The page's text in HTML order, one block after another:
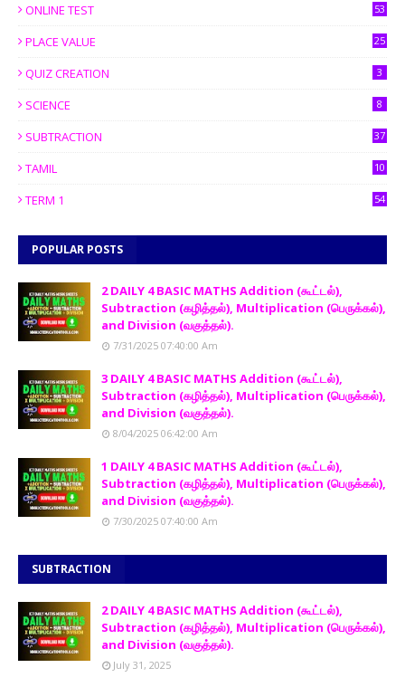
ONLINE TEST 53
PLACE VALUE 25
QUIZ CREATION 3
SCIENCE 8
SUBTRACTION 37
TAMIL 10
TERM 1 54
POPULAR POSTS
2 DAILY 4 BASIC MATHS Addition (கூட்டல்),
Subtraction (கழித்தல்), Multiplication (பெருக்கல்),
and Division (வகுத்தல்).
7/31/2025 07:40:00 Am
3 DAILY 4 BASIC MATHS Addition (கூட்டல்),
Subtraction (கழித்தல்), Multiplication (பெருக்கல்),
and Division (வகுத்தல்).
8/04/2025 06:42:00 Am
1 DAILY 4 BASIC MATHS Addition (கூட்டல்),
Subtraction (கழித்தல்), Multiplication (பெருக்கல்),
and Division (வகுத்தல்).
7/30/2025 07:40:00 Am
SUBTRACTION
2 DAILY 4 BASIC MATHS Addition (கூட்டல்),
Subtraction (கழித்தல்), Multiplication (பெருக்கல்),
and Division (வகுத்தல்).
July 31, 2025